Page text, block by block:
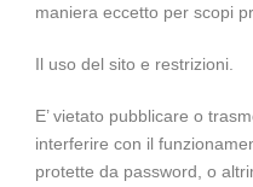
maniera eccetto per scopi
Il uso del sito e restrizioni.
E’ vietato pubblicare o
interferire con il
protette da password, o